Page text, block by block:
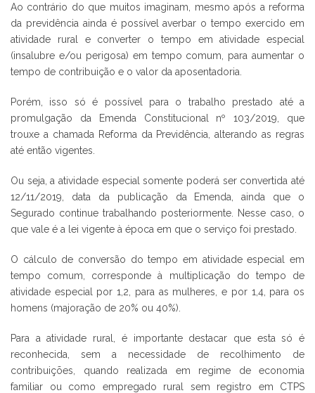
Ao contrário do que muitos imaginam, mesmo após a reforma
da previdência ainda é possível averbar o tempo exercido em
atividade rural e converter o tempo em atividade especial
(insalubre e/ou perigosa) em tempo comum, para aumentar o
tempo de contribuição e o valor da aposentadoria.
Porém, isso só é possível para o trabalho prestado até a
promulgação da Emenda Constitucional nº 103/2019, que
trouxe a chamada Reforma da Previdência, alterando as regras
até então vigentes.
Ou seja, a atividade especial somente poderá ser convertida até
12/11/2019, data da publicação da Emenda, ainda que o
Segurado continue trabalhando posteriormente. Nesse caso, o
que vale é a lei vigente à época em que o serviço foi prestado.
O cálculo de conversão do tempo em atividade especial em
tempo comum, corresponde à multiplicação do tempo de
atividade especial por 1,2, para as mulheres, e por 1,4, para os
homens (majoração de 20% ou 40%).
Para a atividade rural, é importante destacar que esta só é
reconhecida, sem a necessidade de recolhimento de
contribuições, quando realizada em regime de economia
familiar ou como empregado rural sem registro em CTPS